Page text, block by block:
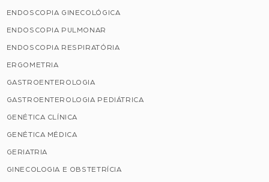
ENDOSCOPIA GINECOLÓGICA
ENDOSCOPIA PULMONAR
ENDOSCOPIA RESPIRATÓRIA
ERGOMETRIA
GASTROENTEROLOGIA
GASTROENTEROLOGIA PEDIÁTRICA
GENÉTICA CLÍNICA
GENÉTICA MÉDICA
GERIATRIA
GINECOLOGIA E OBSTETRÍCIA